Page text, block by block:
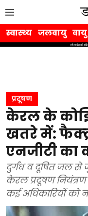
स्वास्थ्य जलवायु वायु
प्रदूषण
केरल के
खतरे में:
एनजीटी का
दुर्गंध व दूषित जल से
केरल प्रदूषण नियंत्रण
कई अधिकारियों को